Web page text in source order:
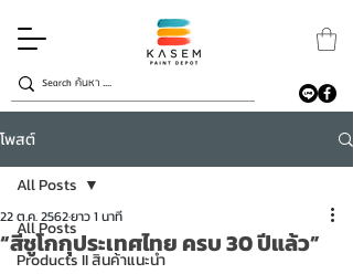
โพสต์
All Posts
Products II สินค้าแนะนำ
All Posts
“สีชูโกกุประเทศไทย ครบ 30 ปีแล้ว”
22 ต.ค. 2562ยาว 1 นาที